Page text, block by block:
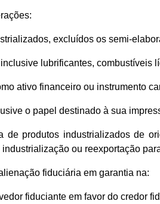
excluídos os semi-
inclusive lubrificantes,
ativo financeiro ou instrumento
o papel destinado à sua
de produtos industrializados de
ou reexportação
fiduciária em garantia na:
fiduciante em favor do credor